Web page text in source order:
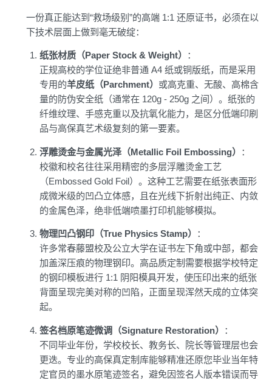
一份真正能达到“救场级别”的高端 1:1 还原证书，必须在以
下技术层面上做到毫无破绽：
纸张材质（Paper Stock & Weight）
：
正规高校的学位证绝非普通 A4 纸或铜版纸，而是采用
专用的羊皮纸（Parchment） 或高克重、无酸、高棉含
量的防伪安全纸（通常在 120g - 250g 之间）。纸张的
纤维纹理、手感克重以及抗氧化能力，是区分低端印刷
品与高保真艺术级复刻的第一要素。
浮雕烫金与金属光泽（Metallic Foil Embossing）
：
校徽和校名往往采用精密的多层浮雕烫金工艺
（Embossed Gold Foil）。这种工艺需要在纸张表面形
成微米级的凹凸立体感，且在光线下折射出纯正、内敛
的金属色泽，绝非低端喷墨打印机能够模拟。
物理凹凸钢印（True Physics Stamp）
：
许多常春藤盟校及公立大学在证书左下角或中部，都会
加盖深压痕的物理钢印。高品质定制需要根据学校特定
的钢印模板进行 1:1 阴阳模具开发，使压印出来的纸张
背面呈现完美对称的凹陷，正面呈现浑然天成的立体突
起。
签名档原笔迹微调（Signature Restoration）
：
不同毕业年份，学校校长、教务长、院长等管理层也会
更迭。专业的高保真定制库能够精准还原您毕业当年特
定官员的墨水原笔迹签名，避免因签名人版本错误而导